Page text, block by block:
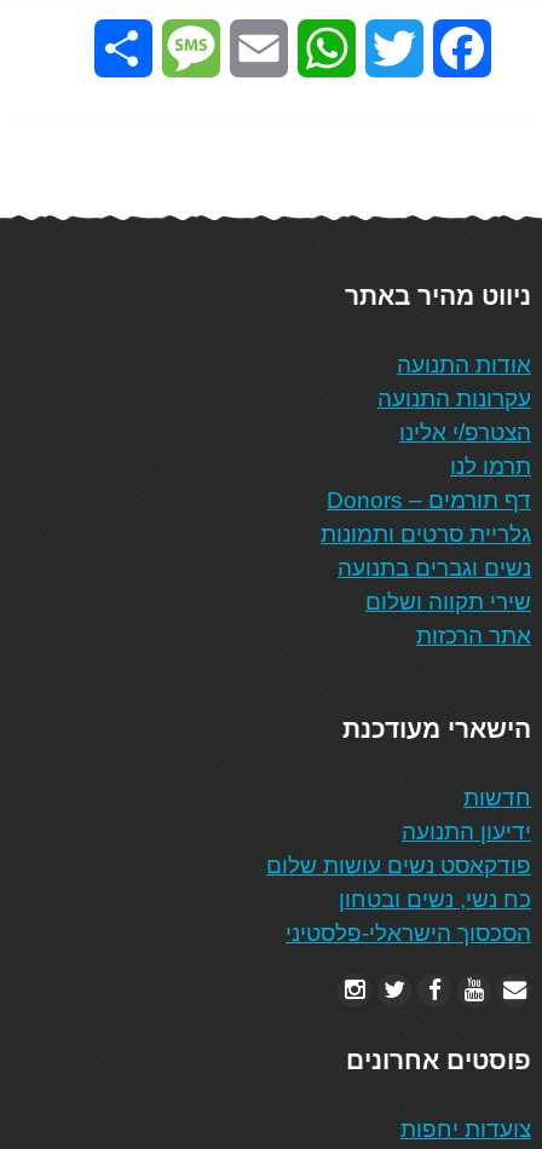
Facebook
Twitter
WhatsApp
Email
Message
ניווט מהיר באתר
אודות התנועה
עקרונות התנועה
הצטרפ/י אלינו
תרמו לנו
דף תורמים – Donors
גלריית סרטים ותמונות
נשים וגברים בתנועה
שירי תקווה ושלום
אתר הרכזות
הישארי מעודכנת
חדשות
ידיעון התנועה
פודקאסט נשים עושות שלום
כח נשי, נשים ובטחון
הסכסוך הישראלי-פלסטיני
פוסטים אחרונים
צועדות יחפות